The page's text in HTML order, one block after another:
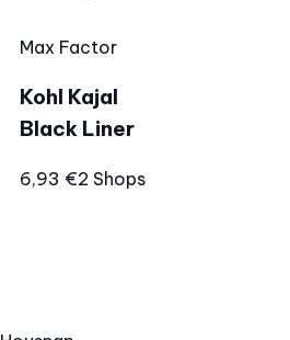
Max Factor
Kohl Kajal
Black Liner
6,93 €2 Shops